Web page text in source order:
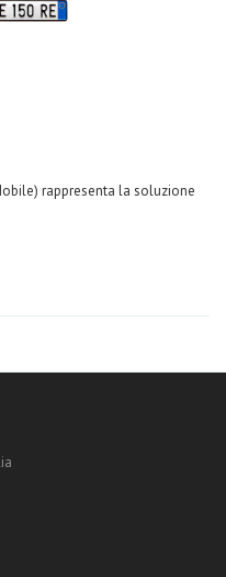
rappresenta la soluzione